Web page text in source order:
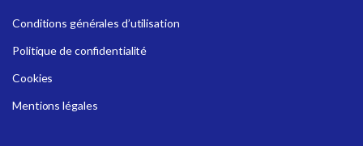
Conditions générales d’utilisation
Politique de confidentialité
Cookies
Mentions légales